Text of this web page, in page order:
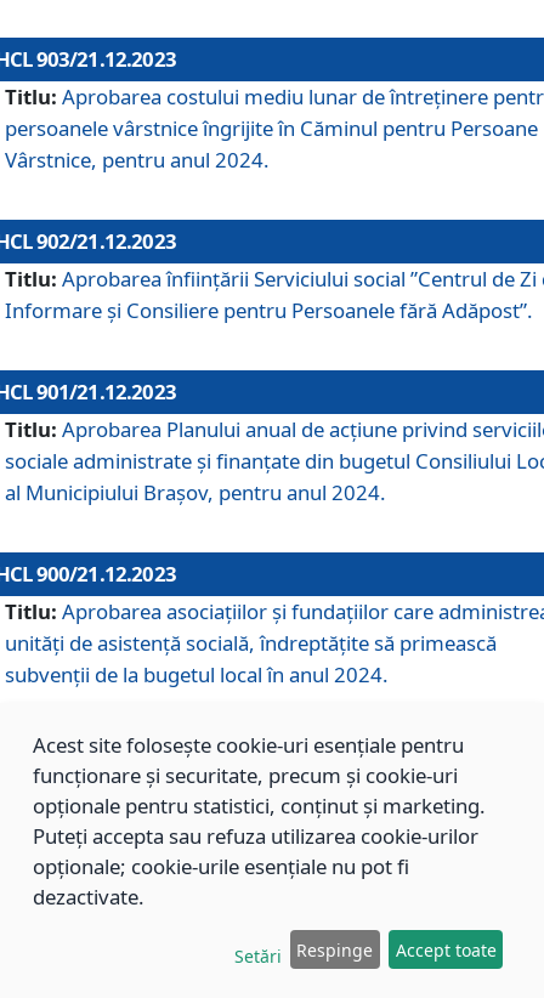
903/21.12.2023
Titlu: Aprobarea costului mediu lunar de întreţinere
persoanele vârstnice îngrijite în Căminul pentru Persoane
Vârstnice, pentru anul 2024.
902/21.12.2023
Titlu: Aprobarea înființării Serviciului social ”Centrul de Zi
Informare și Consiliere pentru Persoanele fără Adăpost”.
901/21.12.2023
Titlu: Aprobarea Planului anual de acțiune privind
sociale administrate și finanțate din bugetul Consiliului
al Municipiului Brașov, pentru anul 2024.
900/21.12.2023
Titlu: Aprobarea asociațiilor şi fundațiilor care
unități de asistenţă socială, îndreptăţite să primească
subvenţii de la bugetul local în anul 2024.
899/21.12.2023
Aprobarea standardelor de cost pentru serviciile
sociale furnizate în cadrul Direcției de Asistență Socială
Brașov, pentru anul 2024.
Modificarea Anexei la H.C.L. nr. 91 din 09.02.2018,
Acest site folosește cookie-uri esențiale pentru
funcționare și securitate, precum și cookie-uri
opționale pentru statistici, conținut și marketing.
Puteți accepta sau refuza utilizarea cookie-urilor
opționale; cookie-urile esențiale nu pot fi
dezactivate.
Setări Respinge Accept toate